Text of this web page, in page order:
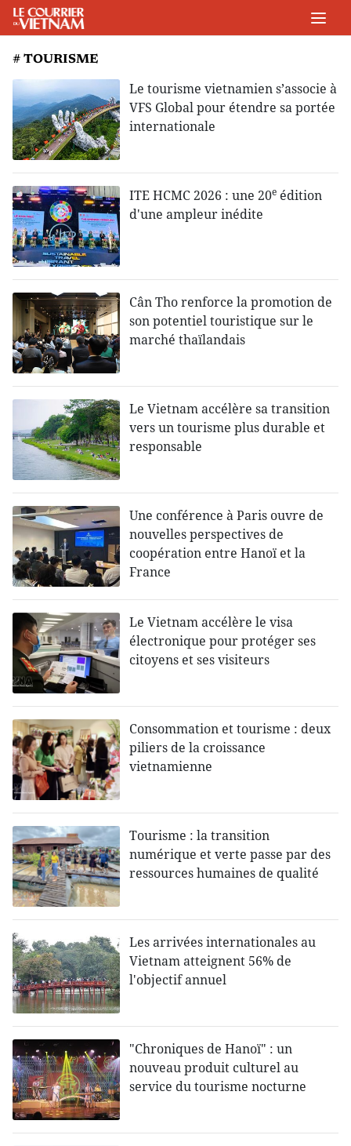
# TOURISME
Le tourisme vietnamien s’associe à
VFS Global pour étendre sa portée
internationale
ITE HCMC 2026 : une 20e édition
d'une ampleur inédite
Cân Tho renforce la promotion de
son potentiel touristique sur le
marché thaïlandais
Le Vietnam accélère sa transition
vers un tourisme plus durable et
responsable
Une conférence à Paris ouvre de
nouvelles perspectives de
coopération entre Hanoï et la
France
Le Vietnam accélère le visa
électronique pour protéger ses
citoyens et ses visiteurs
Consommation et tourisme : deux
piliers de la croissance
vietnamienne
Tourisme : la transition
numérique et verte passe par des
ressources humaines de qualité
Les arrivées internationales au
Vietnam atteignent 56% de
l'objectif annuel
"Chroniques de Hanoï" : un
nouveau produit culturel au
service du tourisme nocturne